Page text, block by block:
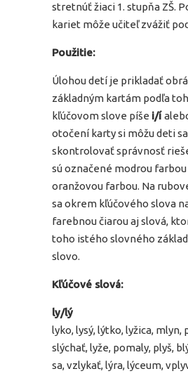
stretnúť žiaci 1. stupňa ZŠ.
kariet môže učiteľ zvážiť
Použitie:
Úlohou detí je prikladať
základným kartám podľa
kľúčovom slove píše i/í
otočení karty si môžu deti
skontrolovať správnosť
sú označené modrou farbou
oranžovou farbou. Na
sa okrem kľúčového slova
farebnou čiarou aj slová,
toho istého slovného
slovo.
Kľúčové slová:
ly/lý
lyko, lysý, lýtko, lyžica, mlyn,
slýchať, lyže, pomaly, plyš,
sa, vzlykať, lýra, lýceum,